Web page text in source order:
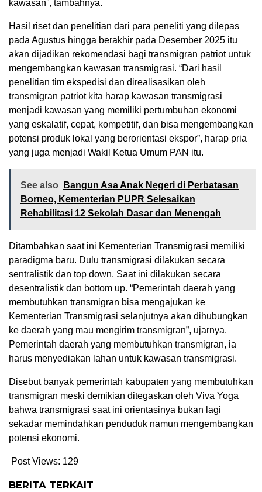
kawasan”, tambahnya.
Hasil riset dan penelitian dari para peneliti yang dilepas
pada Agustus hingga berakhir pada Desember 2025 itu
akan dijadikan rekomendasi bagi transmigran patriot untuk
mengembangkan kawasan transmigrasi. “Dari hasil
penelitian tim ekspedisi dan direalisasikan oleh
transmigran patriot kita harap kawasan transmigrasi
menjadi kawasan yang memiliki pertumbuhan ekonomi
yang eskalatif, cepat, kompetitif, dan bisa mengembangkan
potensi produk lokal yang berorientasi ekspor”, harap pria
yang juga menjadi Wakil Ketua Umum PAN itu.
See also
Bangun Asa Anak Negeri di Perbatasan
Borneo, Kementerian PUPR Selesaikan
Rehabilitasi 12 Sekolah Dasar dan Menengah
Ditambahkan saat ini Kementerian Transmigrasi memiliki
paradigma baru. Dulu transmigrasi dilakukan secara
sentralistik dan top down. Saat ini dilakukan secara
desentralistik dan bottom up. “Pemerintah daerah yang
membutuhkan transmigran bisa mengajukan ke
Kementerian Transmigrasi selanjutnya akan dihubungkan
ke daerah yang mau mengirim transmigran”, ujarnya.
Pemerintah daerah yang membutuhkan transmigran, ia
harus menyediakan lahan untuk kawasan transmigrasi.
Disebut banyak pemerintah kabupaten yang membutuhkan
transmigran meski demikian ditegaskan oleh Viva Yoga
bahwa transmigrasi saat ini orientasinya bukan lagi
sekadar memindahkan penduduk namun mengembangkan
potensi ekonomi.
Post Views: 129
BERITA TERKAIT